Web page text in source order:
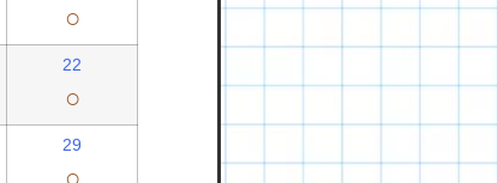
○
22
○
29